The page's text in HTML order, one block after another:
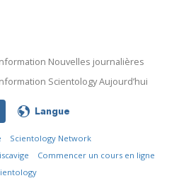
Nouvelles journalières
Scientology Aujourd’hui
Langue
Scientology Network
Commencer un cours en ligne